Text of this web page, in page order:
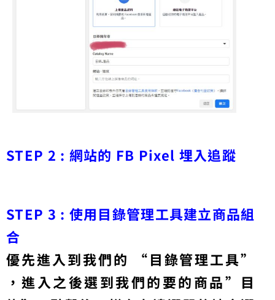
STEP 2 : 網站的 FB Pixel 埋入追蹤
STEP 3 : 使用目錄管理工具建立商品組
合
優先進入到我們的 “目錄管理工具”
，進入之後選到我們的要的商品”目